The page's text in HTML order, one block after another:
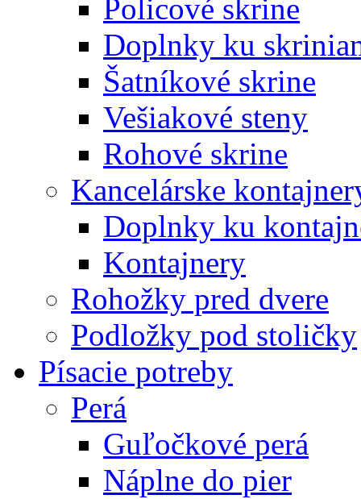
Policové skrine
Doplnky ku
Šatníkové skrine
Vešiakové steny
Rohové skrine
Kancelárske
Doplnky ku
Kontajnery
Rohožky pred dvere
Podložky pod stoličky
Písacie potreby
Perá
Guľočkové perá
Náplne do pier